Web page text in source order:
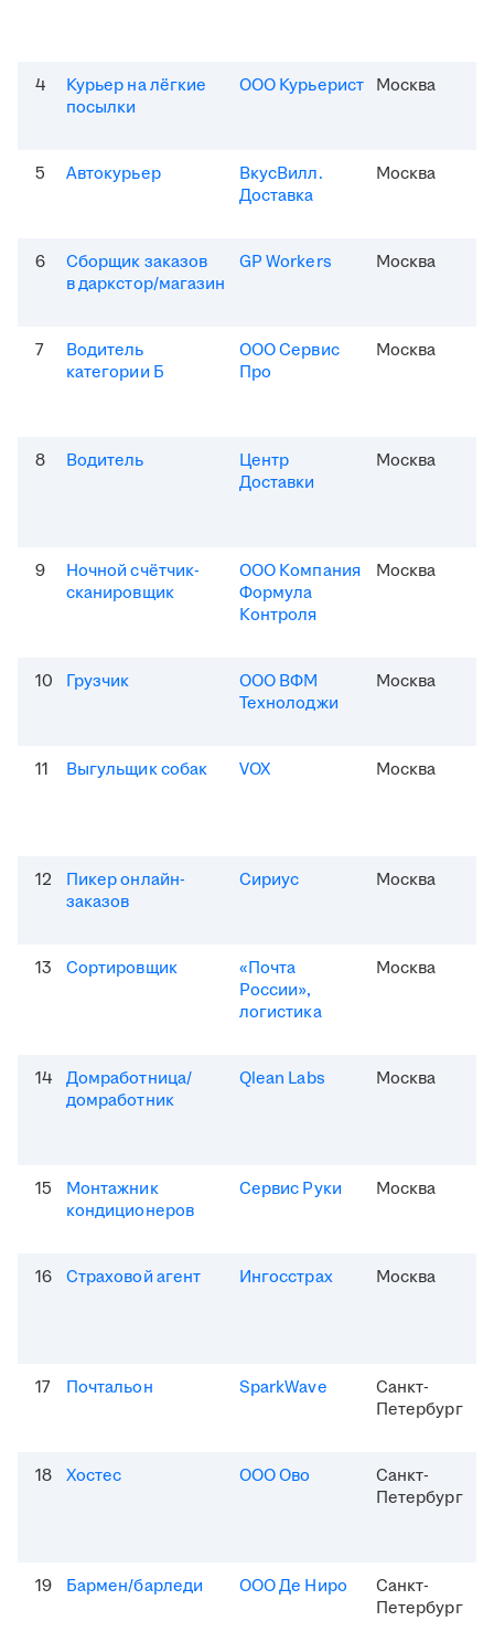
4
Курьер на лёгкие
посылки
ООО Курьерист Москва
5 Автокурьер
ВкусВилл.
Доставка
Москва
6
Сборщик заказов
в даркстор/магазин
GP Workers Москва
7
Водитель
категории Б
ООО Сервис
Про
Москва
8 Водитель
Центр
Доставки
Москва
9
Ночной счётчик-
сканировщик
ООО Компания
Формула
Контроля
Москва
10 Грузчик
ООО ВФМ
Технолоджи
Москва
11 Выгульщик собак VOX Москва
12
Пикер онлайн-
заказов
Сириус Москва
13 Сортировщик
«Почта
России»,
логистика
Москва
14
Домработница/
домработник
Qlean Labs Москва
15
Монтажник
кондиционеров
Сервис Руки Москва
16 Страховой агент Ингосстрах Москва
17 Почтальон SparkWave
Санкт-
Петербург
18 Хостес ООО Ово
Санкт-
Петербург
19 Бармен/барледи ООО Де Ниро
Санкт-
Петербург